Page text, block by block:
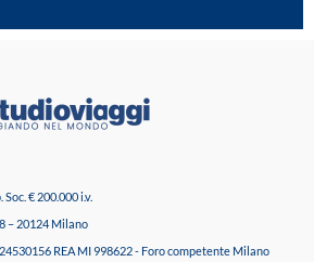
€ 200.000 i.v.
– 20124 Milano
REA MI 998622 - Foro competente Milano